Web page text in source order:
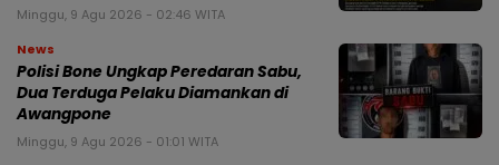
Minggu, 9 Agu 2026 - 02:46 WITA
News
Polisi Bone Ungkap Peredaran Sabu,
Dua Terduga Pelaku Diamankan di
Awangpone
Minggu, 9 Agu 2026 - 01:01 WITA